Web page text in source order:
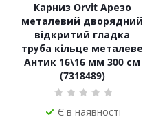
Карниз Orvit Арезо
металевий дворядний
відкритий гладка
труба кільце металеве
Антик 16\16 мм 300 см
(7318489)
Є в наявності